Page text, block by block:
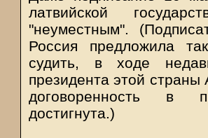
латвийской
"неуместным".
Россия предложила
судить, в ходе
президента этой
договоренность в
достигнута.)